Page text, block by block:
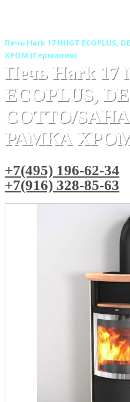
Печь Hark 17 NHGT ECOPLUS,
ХРОМ (Германия)
Печь Hark 17
ECOPLUS,
COTTO/
РАМКА ХРОМ
+7(495) 196-62-34
+7(916) 328-85-63